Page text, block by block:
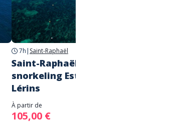
7h | Saint-Raphaël
Saint-Raphaël : Journée
snorkeling Esterel & Iles de
Lérins
À partir de
105,00 €